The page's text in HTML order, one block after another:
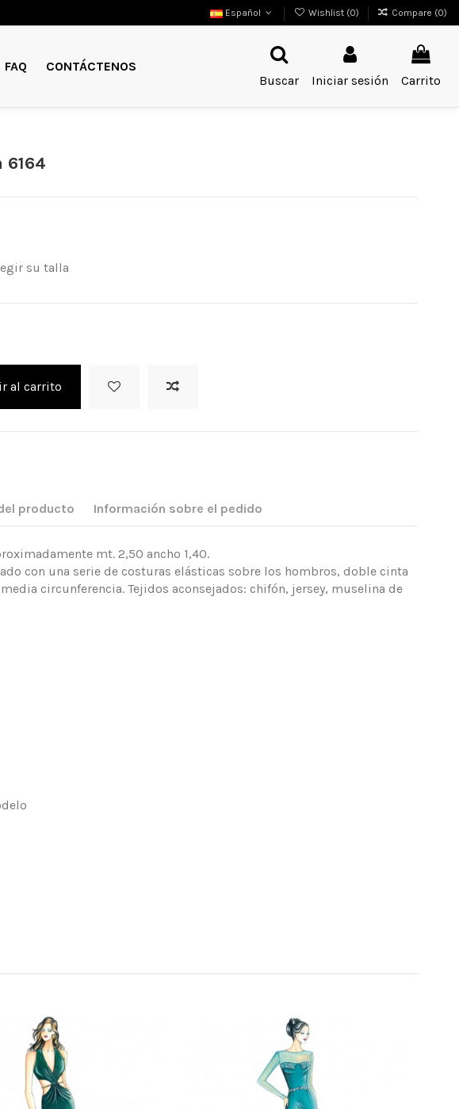
Español Wishlist (0) Compare (0)
FAQ
CONTÁCTENOS
Buscar
Iniciar sesión Carrito
6164
su talla
al carrito
producto Información sobre el pedido
mt. 2,50 ancho 1,40.
con una serie de costuras elásticas sobre los hombros, doble cinta
circunferencia. Tejidos aconsejados: chifón, jersey, muselina de